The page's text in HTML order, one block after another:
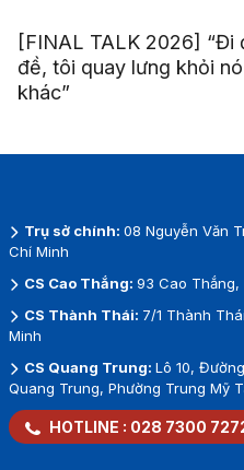
[FINAL TALK 2026] “Đi
đề, tôi quay lưng khỏi
khác”
Trụ sở chính: 08 Nguyễn Văn
Chí Minh
CS Cao Thắng: 93 Cao Thắng,
CS Thành Thái: 7/1 Thành
Minh
CS Quang Trung: Lô 10,
Quang Trung, Phường Trung Mỹ
HOTLINE : 028 7300